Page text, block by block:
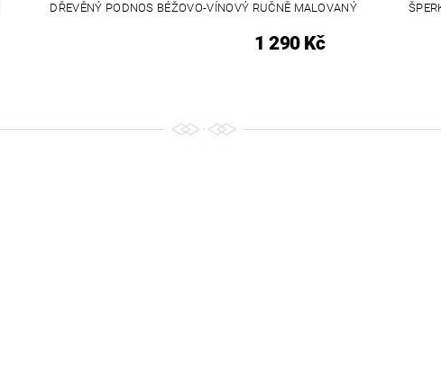
DŘEVĚNÝ PODNOS BÉŽOVO-VÍNOVÝ RUČNĚ MALOVANÝ
1 290 Kč